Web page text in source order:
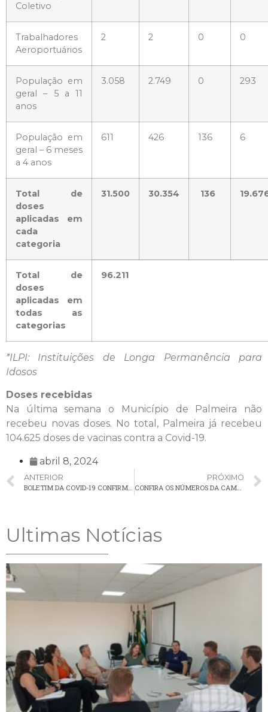
Coletivo
Trabalhadores
Aeroportuários
2 2 0 0
População em
geral – 5 a 11
anos
3.058 2.749 0 293
População em
geral – 6 meses
a 4 anos
611 426 136 6
Total de
doses
aplicadas em
cada
categoria
31.500 30.354 136
Total de
doses
aplicadas em
todas as
categorias
96.211
*ILPI: Instituições de Longa Permanência para
Idosos
Doses recebidas
Na última semana o Município de Palmeira não
recebeu novas doses. No total, Palmeira já recebeu
104.625 doses de vacinas contra a Covid-19.
abril 8, 2024
ANTERIOR
PRÓXIMO
CONFIRA OS NÚMEROS DA CAMPANHA DE VACINAÇÃO CONTRA INFLUENZA EM PALMEIRA
Ultimas Notícias